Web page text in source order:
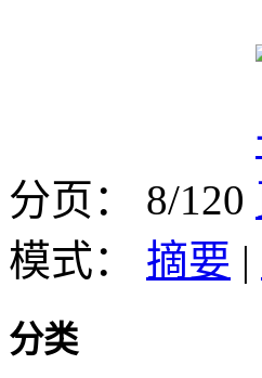
分页： 8/120
模式： 摘要 |
分类